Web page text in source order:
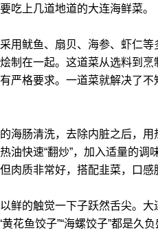
上几道地道的大连海鲜菜。
鱿鱼、扇贝、海参、虾仁等
制在一起。这道菜从选料到烹
严格要求。一道菜就解决了不
肠清洗，去除内脏之后，用
油快速“翻炒”，加入适量的调
肉质非常好，搭配韭菜，口感
的触觉一下子跃然舌尖。大
黄花鱼饺子”“海螺饺子”都是久